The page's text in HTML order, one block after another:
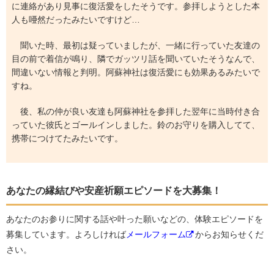
に連絡があり見事に復活愛をしたそうです。参拝しようとした本
人も唖然だったみたいですけど…
聞いた時、最初は疑っていましたが、一緒に行っていた友達の
目の前で着信が鳴り、隣でガッツリ話を聞いていたそうなんで、
間違いない情報と判明。阿蘇神社は復活愛にも効果あるみたいで
すね。
後、私の仲が良い友達も阿蘇神社を参拝した翌年に当時付き合
っていた彼氏とゴールインしました。鈴のお守りを購入してて、
携帯につけてたみたいです。
あなたの縁結びや安産祈願エピソードを大募集！
あなたのお参りに関する話や叶った願いなどの、体験エピソードを
募集しています。よろしければ メールフォーム
からお知らせくだ
さい。